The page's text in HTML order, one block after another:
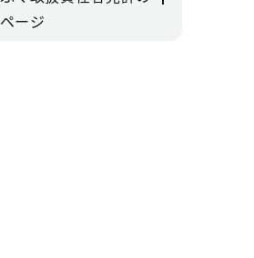
ページ